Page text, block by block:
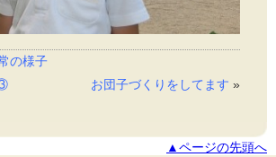
の様子
お団子づくりをしてます »
▲ページの先頭へ